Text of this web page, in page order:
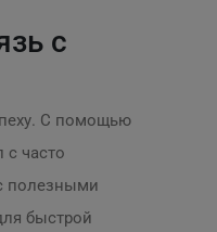
с
С помощью
с часто
полезными
быстрой